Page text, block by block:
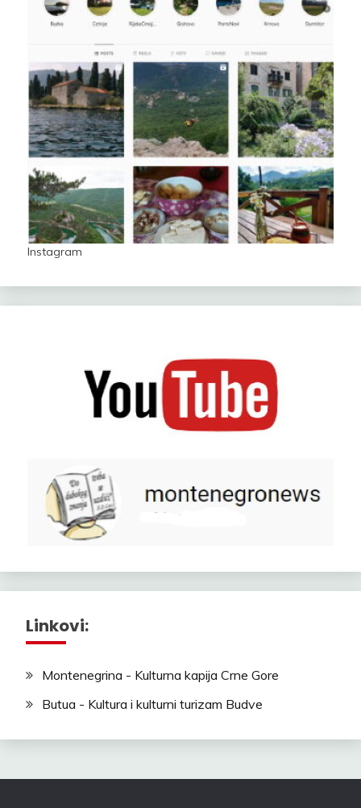
Instagram
Linkovi:
Montenegrina - Kulturna kapija Crne Gore
Butua - Kultura i kulturni turizam Budve